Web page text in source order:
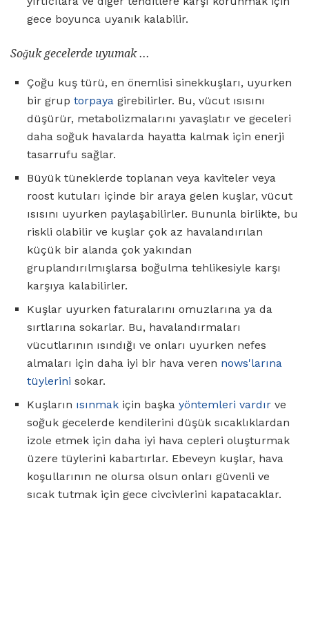
gece boyunca uyanık kalabilir.
Soğuk gecelerde uyumak ...
Çoğu kuş türü, en önemlisi sinekkuşları, uyurken
bir grup torpaya girebilirler. Bu, vücut ısısını
düşürür, metabolizmalarını yavaşlatır ve geceleri
daha soğuk havalarda hayatta kalmak için enerji
tasarrufu sağlar.
Büyük tüneklerde toplanan veya kaviteler veya
roost kutuları içinde bir araya gelen kuşlar, vücut
ısısını uyurken paylaşabilirler. Bununla birlikte, bu
riskli olabilir ve kuşlar çok az havalandırılan
küçük bir alanda çok yakından
gruplandırılmışlarsa boğulma tehlikesiyle karşı
karşıya kalabilirler.
Kuşlar uyurken faturalarını omuzlarına ya da
sırtlarına sokarlar. Bu, havalandırmaları
vücutlarının ısındığı ve onları uyurken nefes
almaları için daha iyi bir hava veren nows'larına
tüylerini sokar.
Kuşların ısınmak için başka yöntemleri vardır ve
soğuk gecelerde kendilerini düşük sıcaklıklardan
izole etmek için daha iyi hava cepleri oluşturmak
üzere tüylerini kabartırlar. Ebeveyn kuşlar, hava
koşullarının ne olursa olsun onları güvenli ve
sıcak tutmak için gece civcivlerini kapatacaklar.